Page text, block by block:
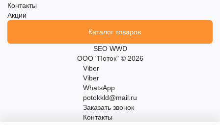
Контакты
Акции
Каталог товаров
SEO WWD
ООО "Поток" © 2026
Viber
Viber
WhatsApp
potokkld@mail.ru
Заказать звонок
Контакты